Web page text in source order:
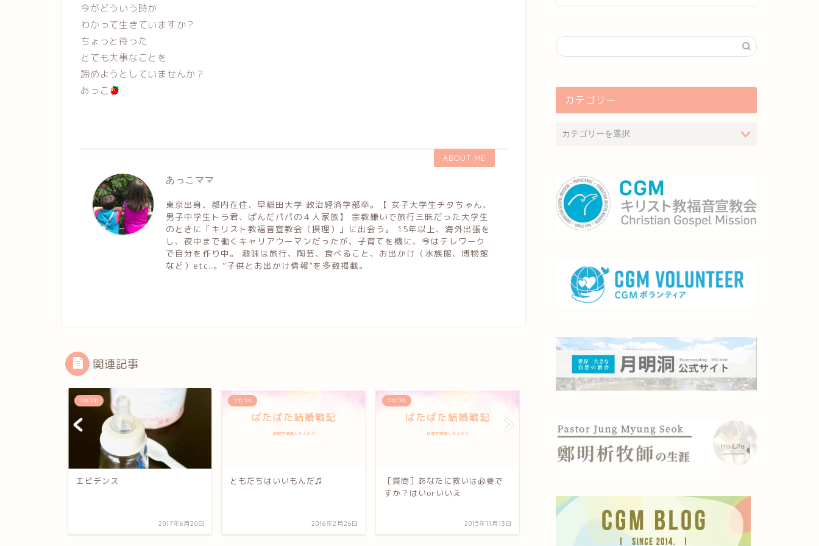
今がどういう時か
わかって生きていますか？
ちょっと待った
とても大事なことを
諦めようとしていませんか？
あっこ
ABOUT ME
あっこママ
東京出身、都内在住、早稲田大学 政治経済学部卒。【 女子大学生チタちゃん、
男子中学生トラ君、ぱんだパパの４人家族】 宗教嫌いで旅行三昧だった大学生
のときに「キリスト教福音宣教会（摂理）」に出会う。 15年以上、海外出張を
し、夜中まで働くキャリアウーマンだったが、子育てを機に、今はテレワーク
で自分を作り中。 趣味は旅行、陶芸、食べること、お出かけ（水族館、博物館
など）etc..。”子供とお出かけ情報”を多数掲載。
関連記事
つれづれ
エビデンス
2017年6月20日
つれづれ
ともだちはいいもんだ♫
2016年2月26日
つれづれ
［質問］あなたに救いは必要で
すか？はいorいいえ
2015年11月13日 2017年6月20日
カテゴリー